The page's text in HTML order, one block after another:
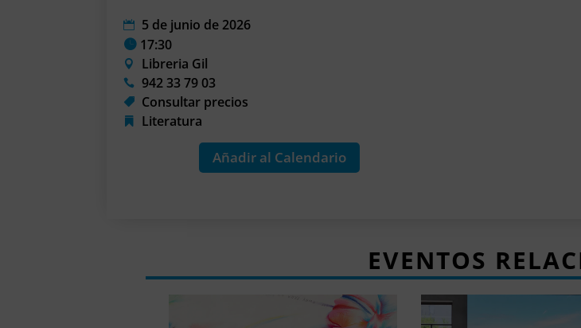
5 de junio de 2026
17:30
Libreria Gil
942 33 79 03
Consultar precios
Literatura
Añadir al Calendario
EVENTOS